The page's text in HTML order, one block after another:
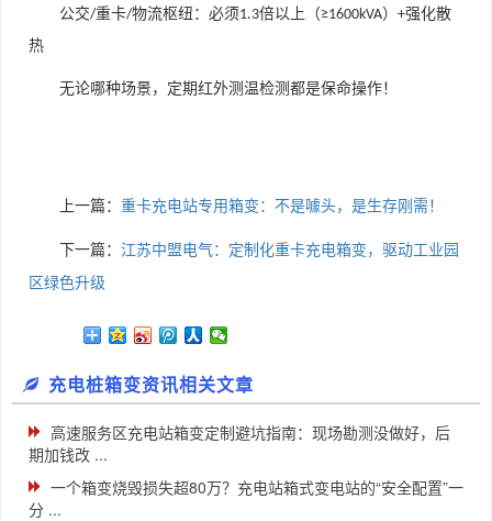
公交/重卡/物流枢纽：必须1.3倍以上（≥1600kVA） +强化散
热
无论哪种场景，定期红外测温检测都是保命操作！
上一篇： 重卡充电站专用箱变：不是噱头，是生存刚需！
下一篇： 江苏中盟电气：定制化重卡充电箱变，驱动工业园
区绿色升级
充电桩箱变资讯相关文章
高速服务区充电站箱变定制避坑指南：现场勘测没做好，后
期加钱改 ...
一个箱变烧毁损失超80万？充电站箱式变电站的“安全配置”一
分 ...